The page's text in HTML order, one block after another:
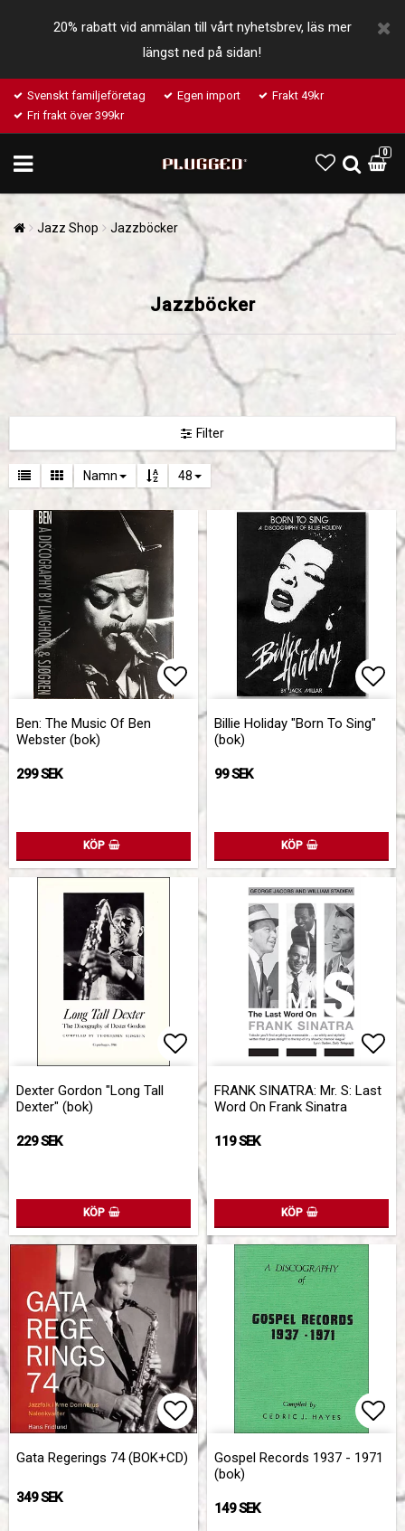
20% rabatt vid anmälan till vårt nyhetsbrev, läs mer
längst ned på sidan!
Svenskt familjeföretag Egen import
Frakt 49kr
Fri frakt över 399kr
0
Jazz Shop Jazzböcker
Jazzböcker
Filter
Namn 48
Lägg till i favoritlistan
Ben: The Music Of Ben
Webster (bok)
299 SEK
KÖP
Billie Holiday "Born To Sing"
(bok)
99 SEK
KÖP
Lägg till i favoritlistan
Dexter Gordon "Long Tall
Dexter" (bok)
229 SEK
KÖP
FRANK SINATRA: Mr. S: Last
Word On Frank Sinatra
119 SEK
KÖP
Lägg till i favoritlistan
Gata Regerings 74 (BOK+CD)
349 SEK
Gospel Records 1937 - 1971
(bok)
149 SEK